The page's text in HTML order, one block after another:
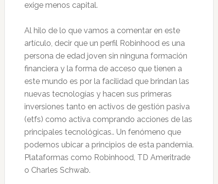
exige menos capital.
Al hilo de lo que vamos a comentar en este
artículo, decir que un perfil Robinhood es una
persona de edad joven sin ninguna formación
financiera y la forma de acceso que tienen a
este mundo es por la facilidad que brindan las
nuevas tecnologías y hacen sus primeras
inversiones tanto en activos de gestión pasiva
(etfs) como activa comprando acciones de las
principales tecnológicas.. Un fenómeno que
podemos ubicar a principios de esta pandemia.
Plataformas como Robinhood, TD Ameritrade
o Charles Schwab.